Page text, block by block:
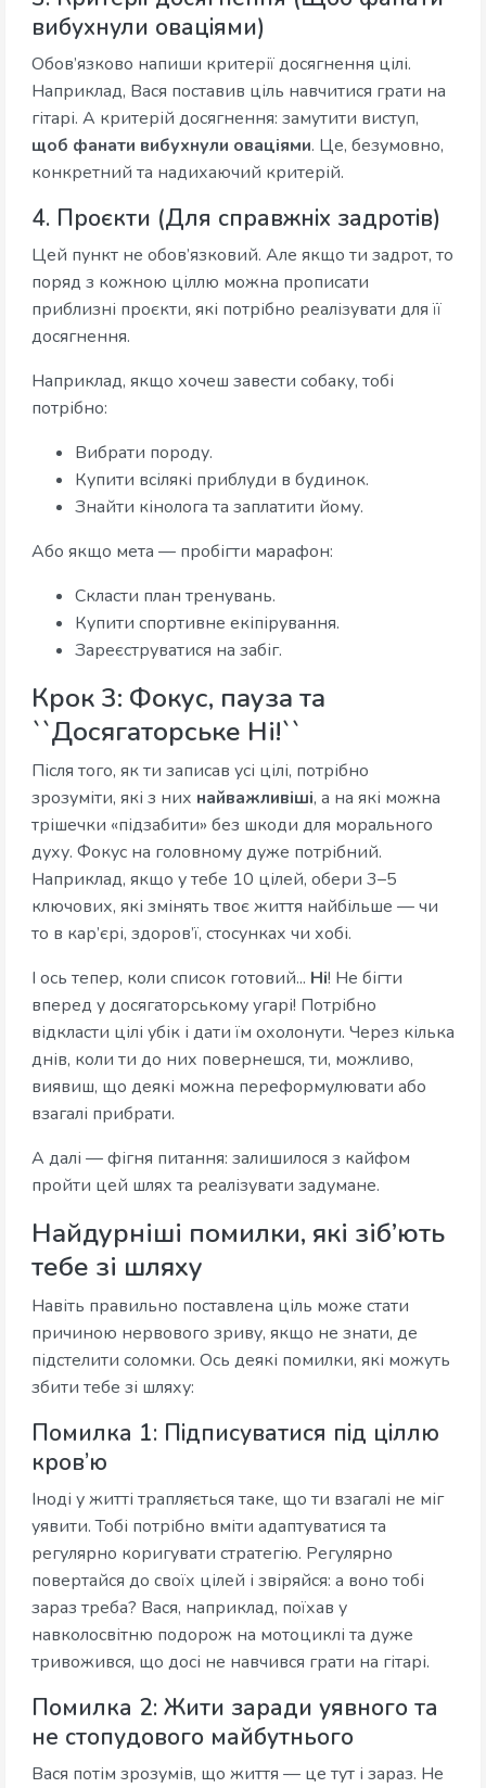
вибухнули оваціями)
Обов’язково напиши критерії досягнення цілі.
Наприклад, Вася поставив ціль навчитися грати на
гітарі. А критерій досягнення: замутити виступ,
щоб фанати вибухнули оваціями. Це, безумовно,
конкретний та надихаючий критерій.
4. Проєкти (Для справжніх задротів)
Цей пункт не обов’язковий. Але якщо ти задрот, то
поряд з кожною ціллю можна прописати
приблизні проєкти, які потрібно реалізувати для її
досягнення.
Наприклад, якщо хочеш завести собаку, тобі
потрібно:
Вибрати породу.
Купити всілякі приблуди в будинок.
Знайти кінолога та заплатити йому.
Або якщо мета — пробігти марафон:
Скласти план тренувань.
Купити спортивне екіпірування.
Зареєструватися на забіг.
Крок 3: Фокус, пауза та
``Досягаторське Ні!``
Після того, як ти записав усі цілі, потрібно
зрозуміти, які з них найважливіші, а на які можна
трішечки «підзабити» без шкоди для морального
духу. Фокус на головному дуже потрібний.
Наприклад, якщо у тебе 10 цілей, обери 3–5
ключових, які змінять твоє життя найбільше — чи
то в кар’єрі, здоров’ї, стосунках чи хобі.
І ось тепер, коли список готовий... Ні! Не бігти
вперед у досягаторському угарі! Потрібно
відкласти цілі убік і дати їм охолонути. Через кілька
днів, коли ти до них повернешся, ти, можливо,
виявиш, що деякі можна переформулювати або
взагалі прибрати.
А далі — фігня питання: залишилося з кайфом
пройти цей шлях та реалізувати задумане.
Найдурніші помилки, які зіб’ють
тебе зі шляху
Навіть правильно поставлена ціль може стати
причиною нервового зриву, якщо не знати, де
підстелити соломки. Ось деякі помилки, які можуть
збити тебе зі шляху:
Помилка 1: Підписуватися під ціллю
кров’ю
Іноді у житті трапляється таке, що ти взагалі не міг
уявити. Тобі потрібно вміти адаптуватися та
регулярно коригувати стратегію. Регулярно
повертайся до своїх цілей і звіряйся: а воно тобі
зараз треба? Вася, наприклад, поїхав у
навколосвітню подорож на мотоциклі та дуже
тривожився, що досі не навчився грати на гітарі.
Помилка 2: Жити заради уявного та
не стопудового майбутнього
Вася потім зрозумів, що життя — це тут і зараз. Не